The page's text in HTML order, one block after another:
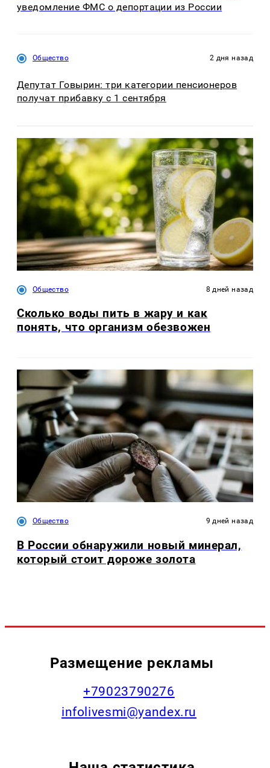
уведомление ФМС о депортации из России
Общество 2 дня назад
Депутат Говырин: три категории пенсионеров
получат прибавку с 1 сентября
Общество 8 дней назад
Сколько воды пить в жару и как
понять, что организм обезвожен
Общество 9 дней назад
В России обнаружили новый минерал,
который стоит дороже золота
Размещение рекламы
+79023790276
infolivesmi@yandex.ru